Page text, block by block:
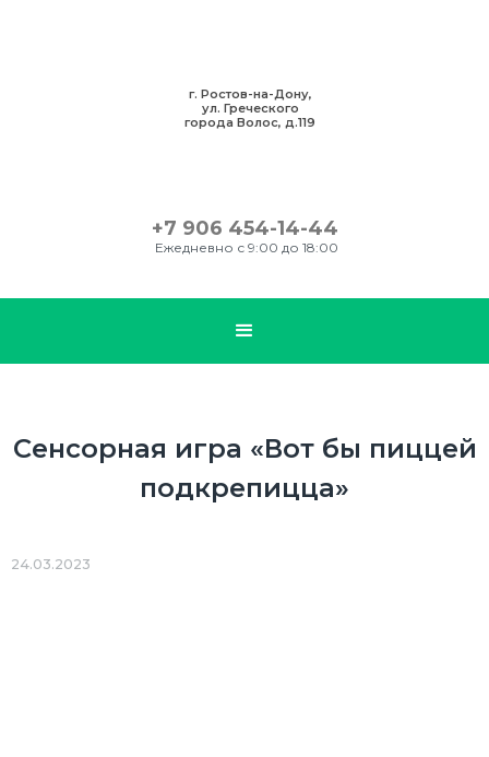
г. Ростов-на-Дону,
ул. Греческого
города Волос, д.119
+7 906 454-14-44
Ежедневно с 9:00 до 18:00
Сенсорная игра «Вот бы пиццей
подкрепицца»
24.03.2023